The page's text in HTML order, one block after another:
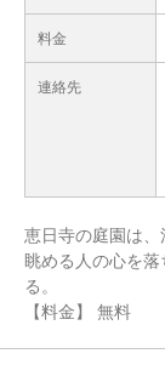
料金
連絡先
恵日寺の庭園は、
眺める人の心を
る。
【料金】 無料